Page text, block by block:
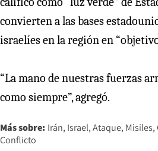
convierten a las bases
israelíes en la región en
“La mano de nuestras fuerzas
como siempre”, agregó.
Más sobre: Irán Israel Ataque Misiles
Conflicto